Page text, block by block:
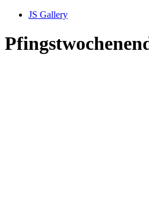
JS Gallery